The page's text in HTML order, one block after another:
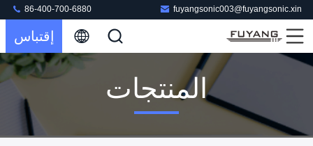
fuyangsonic003@fuyangsonic.xin
86-400-700-6880
إقتباس
المنتجات